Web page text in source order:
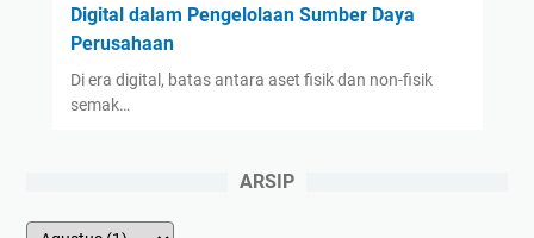
Digital dalam Pengelolaan Sumber Daya
Perusahaan
Di era digital, batas antara aset fisik dan non-fisik
semak…
ARSIP